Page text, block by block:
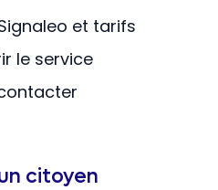
et tarifs
le service
citoyen